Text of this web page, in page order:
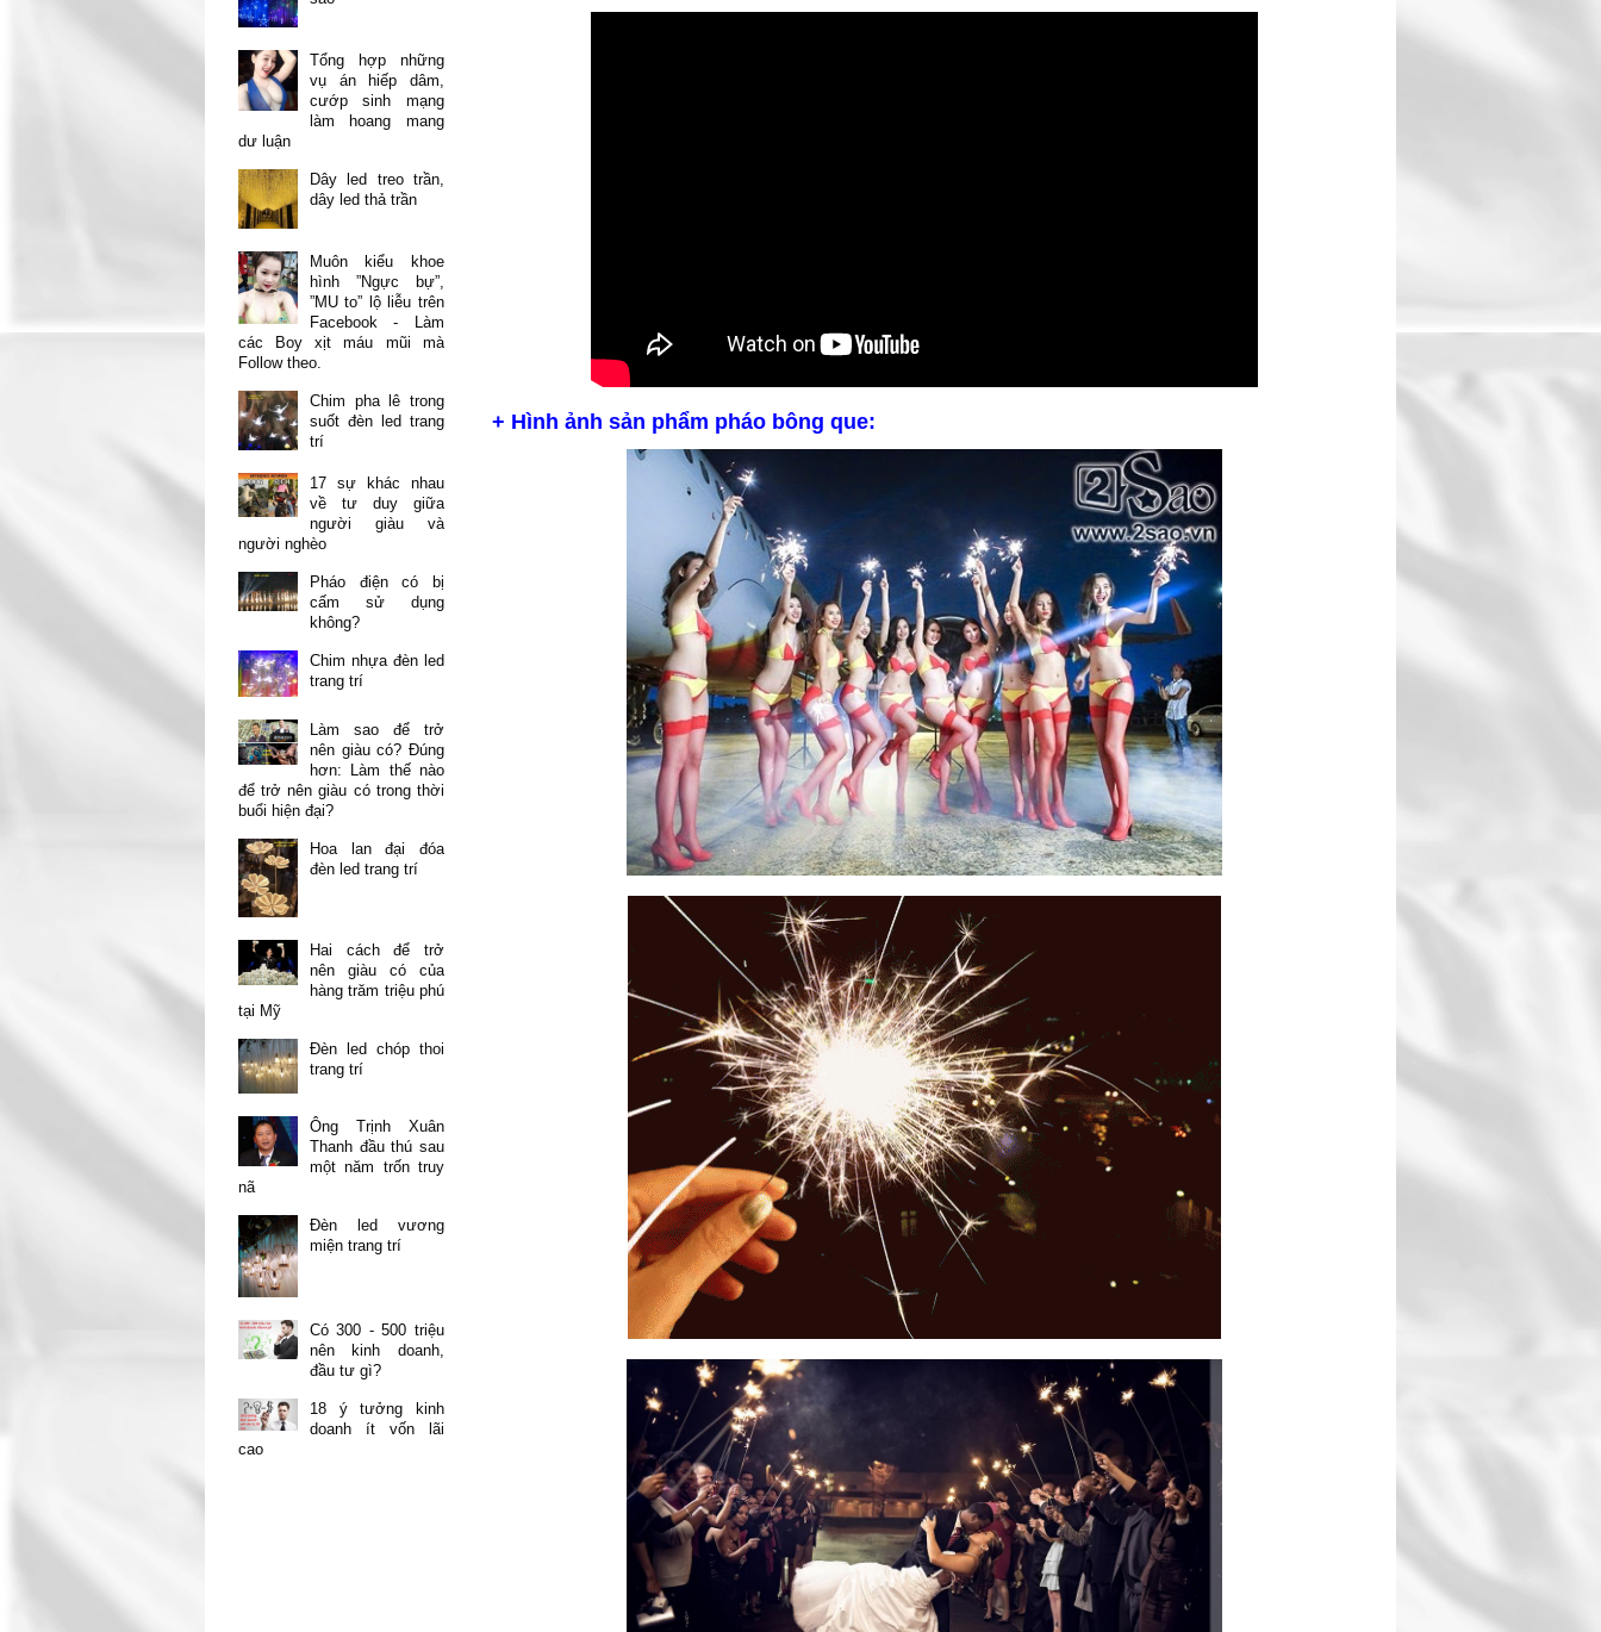
+ Hình ảnh sản phẩm pháo bông que:
Tổng hợp những
vụ án hiếp dâm,
cướp sinh mạng
làm hoang mang
dư luận
Dây led treo trần,
dây led thả trần
Muôn kiểu khoe
hình ”Ngực bự”,
”MU to” lộ liễu trên
Facebook - Làm
các Boy xịt máu mũi mà
Follow theo.
Chim pha lê trong
suốt đèn led trang
trí
17 sự khác nhau
về tư duy giữa
người giàu và
người nghèo
Pháo điện có bị
cấm sử dụng
không?
Chim nhựa đèn led
trang trí
Làm sao để trở
nên giàu có? Đúng
hơn: Làm thế nào
để trở nên giàu có trong thời
buổi hiện đại?
Hoa lan đại đóa
đèn led trang trí
Hai cách để trở
nên giàu có của
hàng trăm triệu phú
tại Mỹ
Đèn led chóp thoi
trang trí
Ông Trịnh Xuân
Thanh đầu thú sau
một năm trốn truy
nã
Đèn led vương
miện trang trí
Có 300 - 500 triệu
nên kinh doanh,
đầu tư gì?
18 ý tưởng kinh
doanh ít vốn lãi
cao